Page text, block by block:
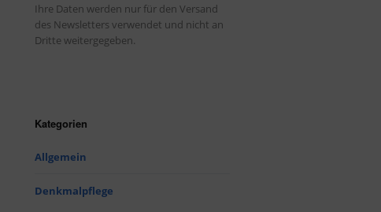
Ihre Daten werden nur für den Versand
des Newsletters verwendet und nicht an
Dritte weitergegeben.
Kategorien
Allgemein
Denkmalpflege